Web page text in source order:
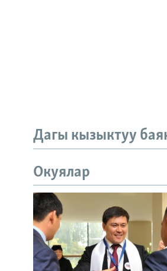
Дагы кызыктуу
Окуялар